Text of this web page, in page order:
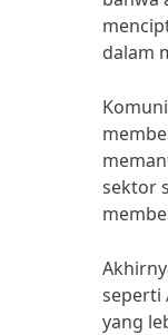
dalam
sektor
seperti
yang